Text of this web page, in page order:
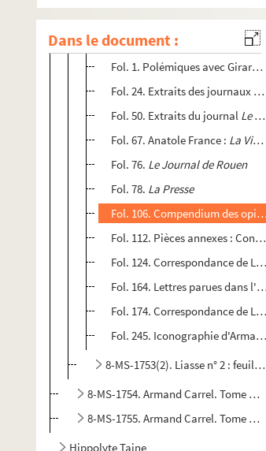
Dans le document :
Armand Carrel. Tome 2 : Autour du duel
4-MS-1753(1). Liasse n° 1 : feuillets 1
Fol. 1. Polémiques avec
Fol. 24. Extraits des journaux de
Fol. 50. Extraits du journal Le
Fol. 67. Anatole France : La Vie
Fol. 76. Le Journal de Rouen
Fol. 78. La Presse
Fol. 106. Compendium des
Fol. 112. Pièces annexes :
Fol. 124. Correspondance de
Fol. 164. Lettres parues dans
Fol. 174. Correspondance de
Fol. 245. Iconographie
8-MS-1753(2). Liasse n° 2 :
8-MS-1754. Armand Carrel. Tome 3
8-MS-1755. Armand Carrel. Tome 4 :
Hippolyte Taine